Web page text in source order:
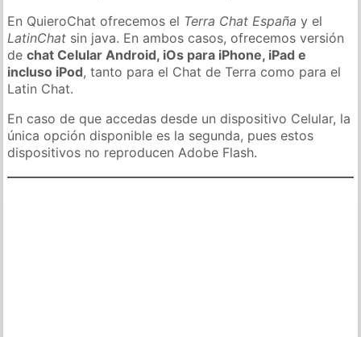
En QuieroChat ofrecemos el Terra Chat España y el
LatinChat sin java. En ambos casos, ofrecemos versión
dechat Celular Android, iOs para iPhone, iPad e
incluso iPod, tanto para el Chat de Terra como para el
Latin Chat.
En caso de que accedas desde un dispositivo Celular, la
única opción disponible es la segunda, pues estos
dispositivos no reproducen Adobe Flash.